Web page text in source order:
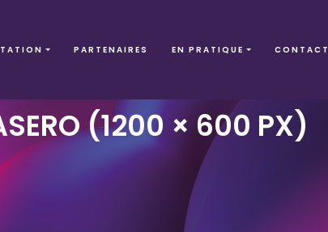
PARTENAIRES EN PRATIQUE CONTACT
(1200 × 600 PX)